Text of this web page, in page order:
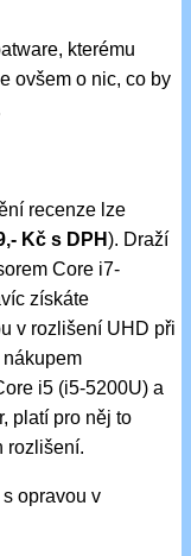
kterému
ovšem o nic, co by
recenze lze
Kč s DPH). Draží
Core i7-
získáte
v rozlišení UHD při
i5 (i5-5200U) a
platí pro něj to
rozlišení.
opravou v